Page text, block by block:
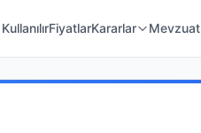
FiyatlarKararlar Mevzuat